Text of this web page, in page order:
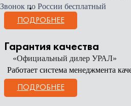
«Официальный дилер УРАЛ»
Звонок по России бесплатный
ПОДРОБНЕЕ
Гарантия качества
Работает система менеджмента
ПОДРОБНЕЕ